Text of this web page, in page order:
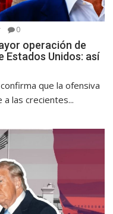
0
operación de
Estados Unidos: así
que la ofensiva
las crecientes...